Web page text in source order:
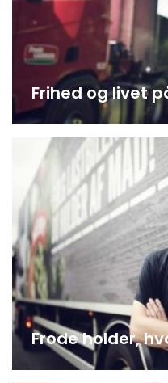
Frihed og livet
Frode holder,